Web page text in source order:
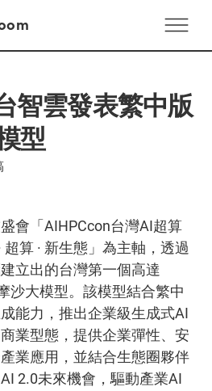
智雲發表繁中版
型
會「AIHPCcon台灣AI超算
算 · 新生態」為主軸，透過
立出的台灣第一個高達
沙大模型。該模型結合繁中
能力，推出企業級生成式AI
業型態，提供企業彈性、安
業應用，並結合生態圈夥伴
2.0未來機會，驅動產業AI